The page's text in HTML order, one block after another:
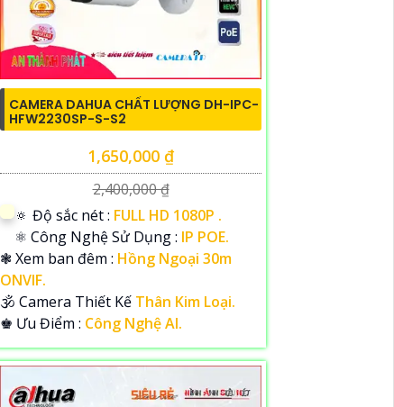
CAMERA DAHUA CHẤT LƯỢNG DH-IPC-
HFW2230SP-S-S2
1,650,000 ₫
2,400,000 ₫
🔅 Độ sắc nét : FULL HD 1080P .
⚛️ Công Nghệ Sử Dụng : IP POE.
❃ Xem ban đêm : Hồng Ngoại 30m
ONVIF.
🕉️ Camera Thiết Kế Thân Kim Loại.
️♚ Ưu Điểm : Công Nghệ AI.